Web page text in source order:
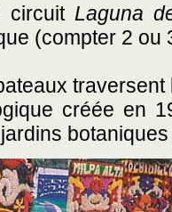
circuit Laguna
(compter 2 ou
créée en